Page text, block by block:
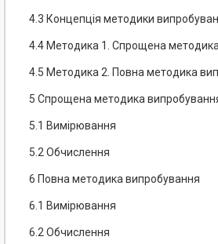
4.3 Концепція методики
4.4 Методика 1. Спрощена
4.5 Методика 2. Повна методика
5 Спрощена методика
5.1 Вимірювання
5.2 Обчислення
6 Повна методика випробування
6.1 Вимірювання
6.2 Обчислення